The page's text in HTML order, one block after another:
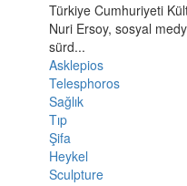
Türkiye Cumhuriyeti
Nuri Ersoy, sosyal
sürd...
Asklepios
Telesphoros
Sağlık
Tıp
Şifa
Heykel
Sculpture